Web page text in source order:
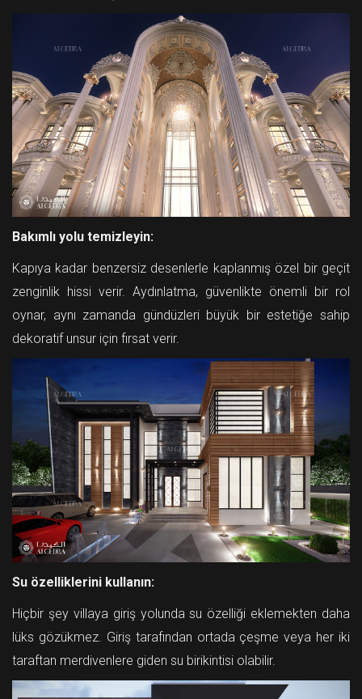
Bakımlı yolu temizleyin:
Kapıya kadar benzersiz desenlerle kaplanmış özel bir geçit
zenginlik hissi verir. Aydınlatma, güvenlikte önemli bir rol
oynar, aynı zamanda gündüzleri büyük bir estetiğe sahip
dekoratif unsur için fırsat verir.
Su özelliklerini kullanın:
Hiçbir şey villaya giriş yolunda su özelliği eklemekten daha
lüks gözükmez. Giriş tarafından ortada çeşme veya her iki
taraftan merdivenlere giden su birikintisi olabilir.